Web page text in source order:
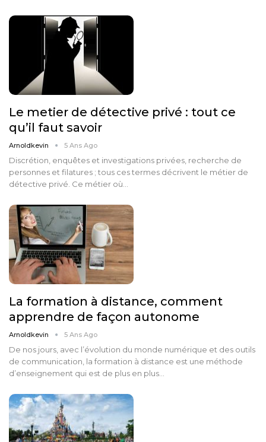
Le metier de détective privé : tout ce
qu’il faut savoir
Arnoldkevin 5 Ans Ago
Discrétion, enquêtes et investigations privées, recherche de
personnes et filatures ; tous ces termes décrivent le métier de
détective privé. Ce métier où…
La formation à distance, comment
apprendre de façon autonome
Arnoldkevin 5 Ans Ago
De nos jours, avec l’évolution du monde numérique et des outils
de communication, la formation à distance est une méthode
d’enseignement qui est de plus en plus…